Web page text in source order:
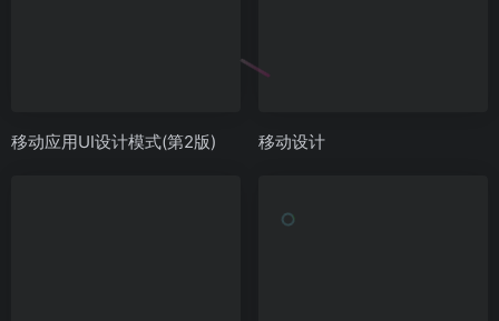
移动应用UI设计模式(第2版) 移动设计